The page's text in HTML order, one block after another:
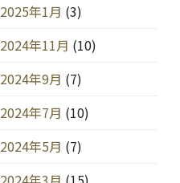
2025年1月 (3)
2024年11月 (10)
2024年9月 (7)
2024年7月 (10)
2024年5月 (7)